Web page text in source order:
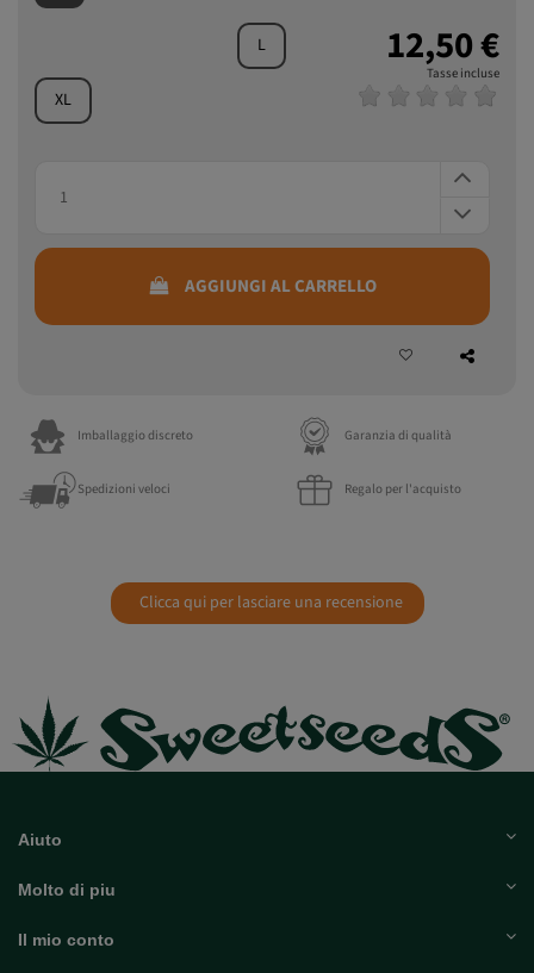
L
XL
12,50 €
Tasse incluse
AGGIUNGI AL CARRELLO
Imballaggio discreto Garanzia di qualità
Spedizioni veloci Regalo per l'acquisto
Clicca qui per lasciare una recensione
Aiuto
Molto di piu
Il mio conto